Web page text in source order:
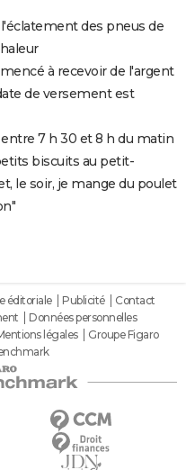
des pneus de
à recevoir de l'argent
de versement est
entre 7 h 30 et 8 h du matin
biscuits au petit-
le soir, je mange du poulet
éditoriale Publicité
Contact
Données personnelles
légales
Groupe Figaro